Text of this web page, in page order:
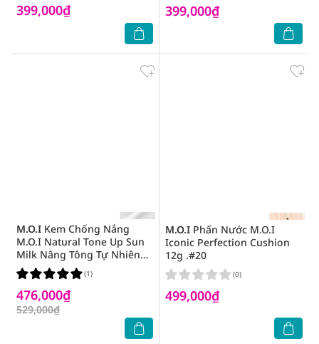
399,000₫ 399,000₫
M.O.I Kem Chống Nắng
M.O.I Natural Tone Up Sun
Milk Nâng Tông Tự Nhiên
SPF 50+ PA ++++ 40ml
476,000₫
529,000₫
(1)
M.O.I Phấn Nước M.O.I
Iconic Perfection Cushion
12g .#20
499,000₫
(0)